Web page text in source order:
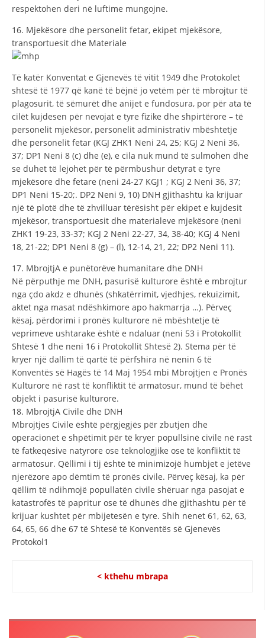
respektohen deri në luftime mungojne.
16. Mjekësore dhe personelit fetar, ekipet mjekësore,
transportuesit dhe Materiale
Të katër Konventat e Gjenevës të vitit 1949 dhe Protokolet
shtesë të 1977 që kanë të bëjnë jo vetëm për të mbrojtur të
plagosurit, të sëmurët dhe anijet e fundosura, por për ata të
cilët kujdesen për nevojat e tyre fizike dhe shpirtërore – të
personelit mjekësor, personelit administrativ mbështetje
dhe personelit fetar (KGJ ZHK1 Neni 24, 25; KGJ 2 Neni 36,
37; DP1 Neni 8 (c) dhe (e), e cila nuk mund të sulmohen dhe
se duhet të lejohet për të përmbushur detyrat e tyre
mjekësore dhe fetare (neni 24-27 KGJ1 ; KGJ 2 Neni 36, 37;
DP1 Neni 15-20;. DP2 Neni 9, 10) DNH gjithashtu ka krijuar
një të plotë dhe të zhvilluar tërësisht për ekipet e kujdesit
mjekësor, transportuesit dhe materialeve mjekësore (neni
ZHK1 19-23, 33-37; KGJ 2 Neni 22-27, 34, 38-40; KGJ 4 Neni
18, 21-22; DP1 Neni 8 (g) – (l), 12-14, 21, 22; DP2 Neni 11).
17. MbrojtjA e punëtorëve humanitare dhe DNH
Në përputhje me DNH, pasurisë kulturore është e mbrojtur
nga çdo akdz e dhunës (shkatërrimit, vjedhjes, rekuizimit,
aktet nga masat ndëshkimore apo hakmarrja …). Përveç
kësaj, përdorimi i pronës kulturore në mbështetje të
veprimeve ushtarake është e ndaluar (neni 53 i Protokollit
Shtesë 1 dhe neni 16 i Protokollit Shtesë 2). Stema për të
kryer një dallim të qartë të përfshira në nenin 6 të
Konventës së Hagës të 14 Maj 1954 mbi Mbrojtjen e Pronës
Kulturore në rast të konfliktit të armatosur, mund të bëhet
objekt i pasurisë kulturore.
18. MbrojtjA Civile dhe DNH
Mbrojtjes Civile është përgjegjës për zbutjen dhe
operacionet e shpëtimit për të kryer popullsinë civile në rast
të fatkeqësive natyrore ose teknologjike ose të konfliktit të
armatosur. Qëllimi i tij është të minimizojë humbjet e jetëve
njerëzore apo dëmtim të pronës civile. Përveç kësaj, ka për
qëllim të ndihmojë popullatën civile shëruar nga pasojat e
katastrofës të papritur ose të dhunës dhe gjithashtu për të
krijuar kushtet për mbijetesën e tyre. Shih nenet 61, 62, 63,
64, 65, 66 dhe 67 të Shtesë të Konventës së Gjenevës
Protokol1
< kthehu mbrapa